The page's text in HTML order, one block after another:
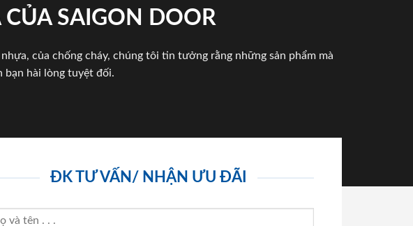
SAIGON DOOR
của chống cháy, chúng tôi tin tưởng rằng những sản phẩm mà
bạn hài lòng tuyệt đối.
ĐK TƯ VẤN/ NHẬN ƯU ĐÃI